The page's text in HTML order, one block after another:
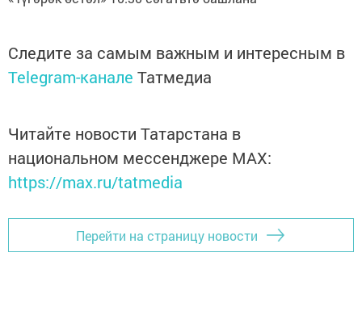
Следите за самым важным и интересным в
Telegram-канале Татмедиа
Читайте новости Татарстана в
национальном мессенджере MАХ:
https://max.ru/tatmedia
Перейти на страницу новости